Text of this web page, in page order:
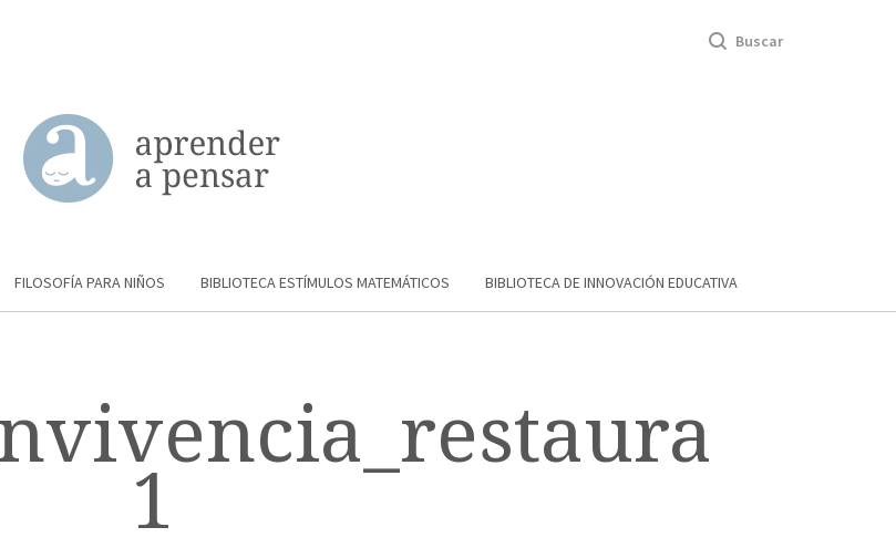
Buscar
FILOSOFÍA PARA NIÑOS BIBLIOTECA ESTÍMULOS MATEMÁTICOS BIBLIOTECA DE INNOVACIÓN EDUCATIVA
1